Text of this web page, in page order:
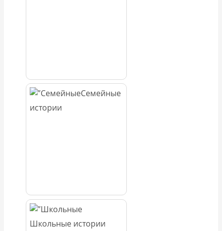
Семейные
истории
Школьные истории